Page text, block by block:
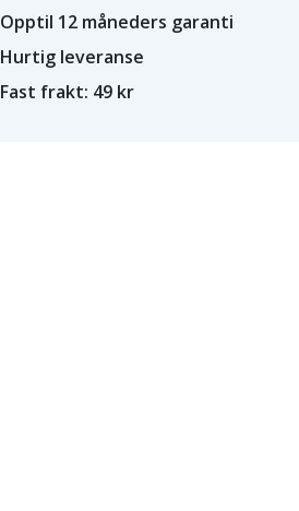
Opptil 12 måneders garanti
Hurtig leveranse
Fast frakt: 49 kr